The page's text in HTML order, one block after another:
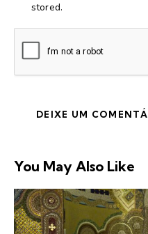
stored.
You May Also Like